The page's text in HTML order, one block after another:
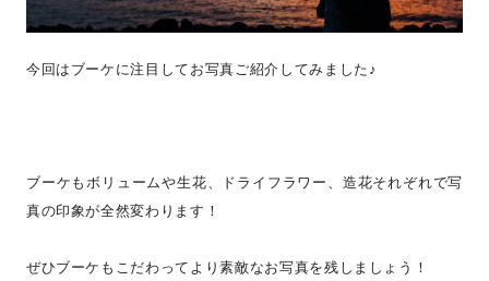
今回はブーケに注目してお写真ご紹介してみました♪
ブーケもボリュームや生花、ドライフラワー、造花それぞれで写
真の印象が全然変わります！
ぜひブーケもこだわってより素敵なお写真を残しましょう！